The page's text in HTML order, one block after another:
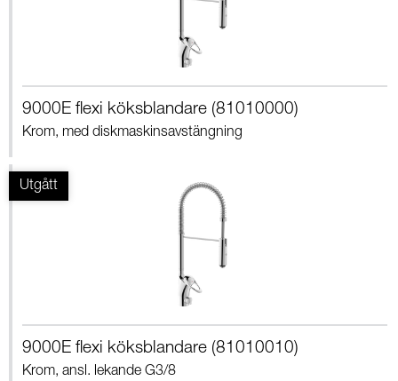
9000E flexi köksblandare (81010000)
Krom, med diskmaskinsavstängning
9000E flexi köksblandare (81010010)
Krom, ansl. lekande G3/8